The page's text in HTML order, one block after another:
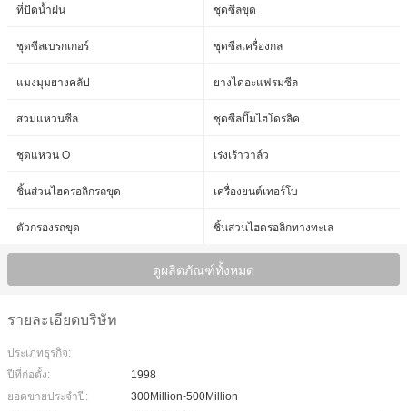
ที่ปัดน้ำฝน ชุดซีลขุด
ชุดซีลเบรกเกอร์ ชุดซีลเครื่องกล
แมงมุมยางคลัป ยางไดอะแฟรมซีล
สวมแหวนซีล ชุดซีลปั๊มไฮโดรลิค
ชุดแหวน O เร่งเร้าวาล์ว
ชิ้นส่วนไฮดรอลิกรถขุด เครื่องยนต์เทอร์โบ
ตัวกรองรถขุด ชิ้นส่วนไฮดรอลิกทางทะเล
ดูผลิตภัณฑ์ทั้งหมด
รายละเอียดบริษัท
ประเภทธุรกิจ:
ปีที่ก่อตั้ง:
1998
ยอดขายประจำปี:
300Million-500Million